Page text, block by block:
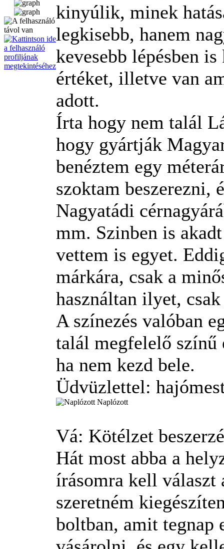
kinyúlik, minek
legkisebb, hanem
kevesebb lépésben
értéket, illetve van
adott.
Írta hogy nem talál
hogy gyártják
benéztem egy
szoktam beszerezni,
Nagyatádi
mm. Szinben is
vettem is egyet.
márkára, csak a
használtan ilyet,
A színezés valóban
talál megfelelő színű
ha nem kezd bele.
Üdvüzlettel:
Naplózott
Vá: Kötélzet
Hát most abba a
írásomra kell választ
szeretném
boltban, amit tegnap